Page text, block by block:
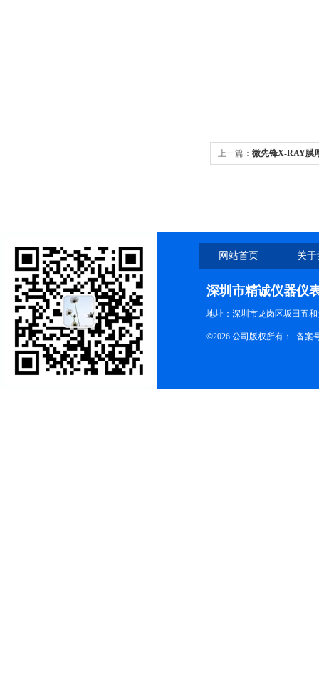
上一篇： 微先锋X-RAY膜
网站首页 关
深圳市精诚仪器仪
地址：深圳市龙岗区坂田五
©2026 公司版权所有： 备案